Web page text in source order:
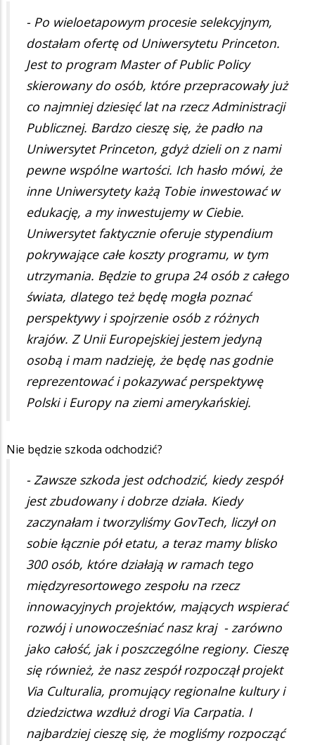
- Po wieloetapowym procesie selekcyjnym,
dostałam ofertę od Uniwersytetu Princeton.
Jest to program Master of Public Policy
skierowany do osób, które przepracowały już
co najmniej dziesięć lat na rzecz Administracji
Publicznej. Bardzo cieszę się, że padło na
Uniwersytet Princeton, gdyż dzieli on z nami
pewne wspólne wartości. Ich hasło mówi, że
inne Uniwersytety każą Tobie inwestować w
edukację, a my inwestujemy w Ciebie.
Uniwersytet faktycznie oferuje stypendium
pokrywające całe koszty programu, w tym
utrzymania. Będzie to grupa 24 osób z całego
świata, dlatego też będę mogła poznać
perspektywy i spojrzenie osób z różnych
krajów. Z Unii Europejskiej jestem jedyną
osobą i mam nadzieję, że będę nas godnie
reprezentować i pokazywać perspektywę
Polski i Europy na ziemi amerykańskiej.
Nie będzie szkoda odchodzić?
- Zawsze szkoda jest odchodzić, kiedy zespół
jest zbudowany i dobrze działa. Kiedy
zaczynałam i tworzyliśmy GovTech, liczył on
sobie łącznie pół etatu, a teraz mamy blisko
300 osób, które działają w ramach tego
międzyresortowego zespołu na rzecz
innowacyjnych projektów, mających wspierać
rozwój i unowocześniać nasz kraj - zarówno
jako całość, jak i poszczególne regiony. Cieszę
się również, że nasz zespół rozpoczął projekt
Via Culturalia, promujący regionalne kultury i
dziedzictwa wzdłuż drogi Via Carpatia. I
najbardziej cieszę się, że mogliśmy rozpocząć